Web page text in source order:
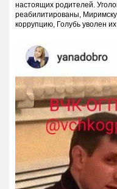
настоящих родителей.
реабилитированы,
коррупцию, Голубь уволен